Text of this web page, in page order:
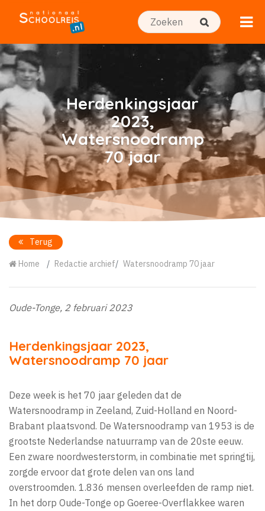
Herdenkingsjaar
2023,
Watersnoodramp
70 jaar
Terug
Home Redactie archief Watersnoodramp 70 jaar
Oude-Tonge, 2 februari 2023
Herdenkingsjaar 2023,
Watersnoodramp 70 jaar
Deze week is het 70 jaar geleden dat de
Watersnoodramp in Zeeland, Zuid-Holland en Noord-
Brabant plaatsvond. De Watersnoodramp van 1953 is de
grootste Nederlandse natuurramp van de 20ste eeuw.
Een zware noordwesterstorm, in combinatie met springtij,
zorgde ervoor dat grote delen van ons land
overstroomden. 1.836 mensen overleefden de ramp niet.
In het dorp Oude-Tonge op Goeree-Overflakkee waren